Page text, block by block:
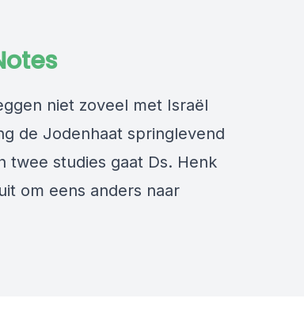
niet zoveel met Israël
de Jodenhaat springlevend
twee studies gaat Ds. Henk
om eens anders naar